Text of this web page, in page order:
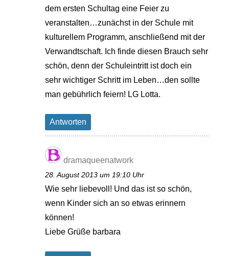
dem ersten Schultag eine Feier zu
veranstalten…zunächst in der Schule mit
kulturellem Programm, anschließend mit der
Verwandtschaft. Ich finde diesen Brauch sehr
schön, denn der Schuleintritt ist doch ein
sehr wichtiger Schritt im Leben…den sollte
man gebührlich feiern! LG Lotta.
Antworten
dramaqueenatwork
28. August 2013 um 19:10 Uhr
Wie sehr liebevoll! Und das ist so schön,
wenn Kinder sich an so etwas erinnern
können!
Liebe Grüße barbara